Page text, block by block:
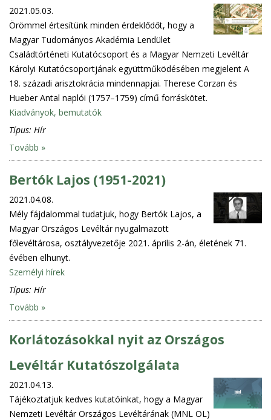
2021.05.03.
Örömmel értesítünk minden érdeklődőt, hogy a
Magyar Tudományos Akadémia Lendület
Családtörténeti Kutatócsoport és a Magyar Nemzeti Levéltár
Károlyi Kutatócsoportjának együttműködésében megjelent A
18. századi arisztokrácia mindennapjai. Therese Corzan és
Hueber Antal naplói (1757–1759) című forráskötet.
Kiadványok, bemutatók
Típus: Hír
Tovább »
Bertók Lajos (1951-2021)
2021.04.08.
Mély fájdalommal tudatjuk, hogy Bertók Lajos, a
Magyar Országos Levéltár nyugalmazott
főlevéltárosa, osztályvezetője 2021. április 2-án, életének 71.
évében elhunyt.
Személyi hírek
Típus: Hír
Tovább »
Korlátozásokkal nyit az Országos
Levéltár Kutatószolgálata
2021.04.13.
Tájékoztatjuk kedves kutatóinkat, hogy a Magyar
Nemzeti Levéltár Országos Levéltárának (MNL OL)